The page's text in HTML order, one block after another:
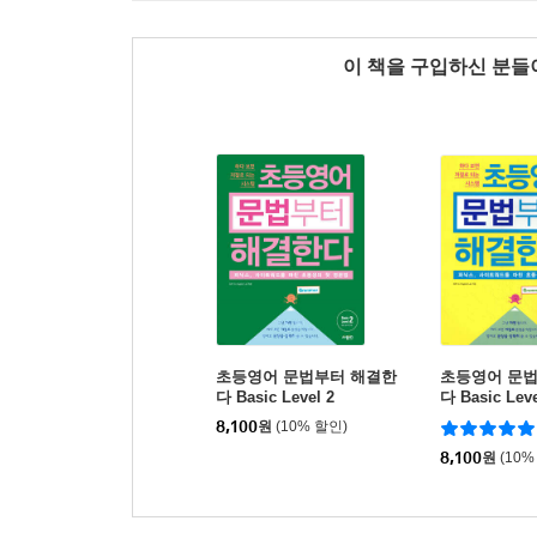
이 책을 구입하신 분
초등영어 문법부터 해결한
다 Basic Level 2
8,100원 (10% 할인)
초등영어 문
다 Basic
8,100원 (10%